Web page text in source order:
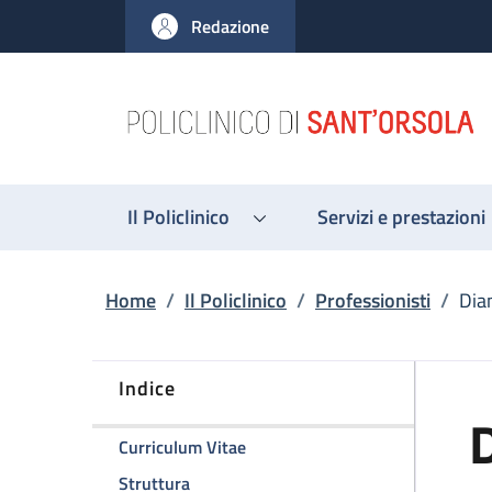
al contenuto principale
to footer content
Redazione
Il Policlinico Servizi e prestazioni
Briciole di pane
Home / Il Policlinico / Professionisti /
Indice
Curriculum Vitaedella pagina Dianella Ravagli
Strutturadella pagina Dianella Ravagli